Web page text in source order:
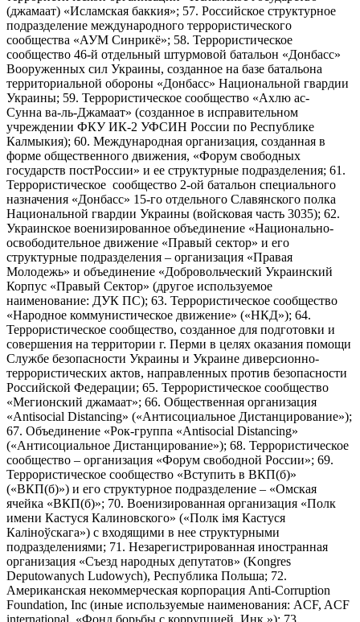
(джамаат) «Исламская баккия»; 57. Российское структурное
подразделение международного террористического
сообщества «АУМ Синрикё»; 58. Террористическое
сообщество 46-й отдельный штурмовой батальон «Донбасс»
Вооруженных сил Украины, созданное на базе батальона
территориальной обороны «Донбасс» Национальной гвардии
Украины; 59. Террористическое сообщество «Ахлю ас-
Сунна ва-ль-Джамаат» (созданное в исправительном
учреждении ФКУ ИК-2 УФСИН России по Республике
Калмыкия); 60. Международная организация, созданная в
форме общественного движения, «Форум свободных
государств постРоссии» и ее структурные подразделения; 61.
Террористическое сообщество 2-ой батальон специального
назначения «Донбасс» 15-го отдельного Славянского полка
Национальной гвардии Украины (войсковая часть 3035); 62.
Украинское военизированное объединение «Национально-
освободительное движение «Правый сектор» и его
структурные подразделения – организация «Правая
Молодежь» и объединение «Добровольческий Украинский
Корпус «Правый Сектор» (другое используемое
наименование: ДУК ПС); 63. Террористическое сообщество
«Народное коммунистическое движение» («НКД»); 64.
Террористическое сообщество, созданное для подготовки и
совершения на территории г. Перми в целях оказания помощи
Службе безопасности Украины и Украине диверсионно-
террористических актов, направленных против безопасности
Российской Федерации; 65. Террористическое сообщество
«Мегионский джамаат»; 66. Общественная организация
«Antisocial Distancing» («Антисоциальное Дистанцирование»);
67. Объединение «Рок-группа «Antisocial Distancing»
(«Антисоциальное Дистанцирование»); 68. Террористическое
сообщество – организация «Форум свободной России»; 69.
Террористическое сообщество «Вступить в ВКП(б)»
(«ВКП(б)») и его структурное подразделение – «Омская
ячейка «ВКП(б)»; 70. Военизированная организация «Полк
имени Кастуся Калиновского» («Полк iмя Кастуся
Калiноўскага») с входящими в нее структурными
подразделениями; 71. Незарегистрированная иностранная
организация «Съезд народных депутатов» (Kongres
Deputowanych Ludowych), Республика Польша; 72.
Американская некоммерческая корпорация Anti-Corruption
Foundation, Inc (иные используемые наименования: ACF, ACF